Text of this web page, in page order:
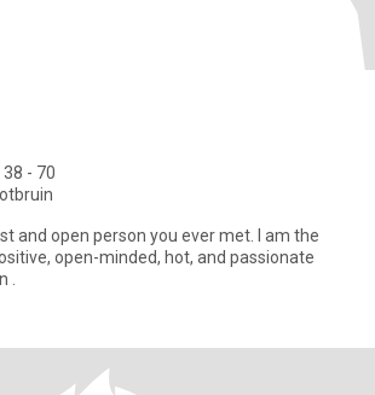
38 - 70
and open person you ever met. I am the
open-minded, hot, and passionate